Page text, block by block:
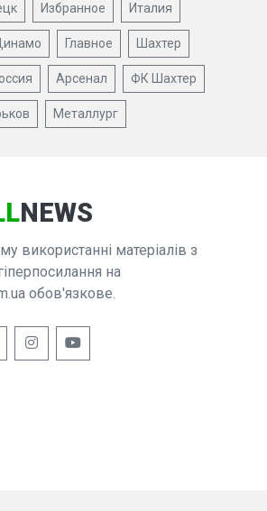
Избранное Италия
Главное Шахтер
Арсенал ФК Шахтер
Металлург
NEWS
використанні матеріалів з
на
обов'язкове.